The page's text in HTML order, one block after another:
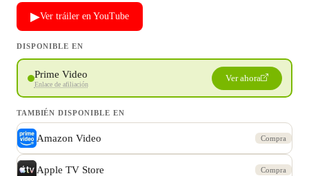
▶Ver tráiler en YouTube
DISPONIBLE EN
Prime Video
Enlace de afiliación
Ver ahora
TAMBIÉN DISPONIBLE EN
Amazon Video Compra
Apple TV Store Compra